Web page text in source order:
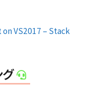
VS2017 – Stack
グ